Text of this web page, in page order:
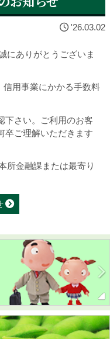
'26.03.02
にありがとうございま
信用事業にかかる手数料
下さい。ご利用のお客
卒ご理解いただきます
所金融課または最寄り